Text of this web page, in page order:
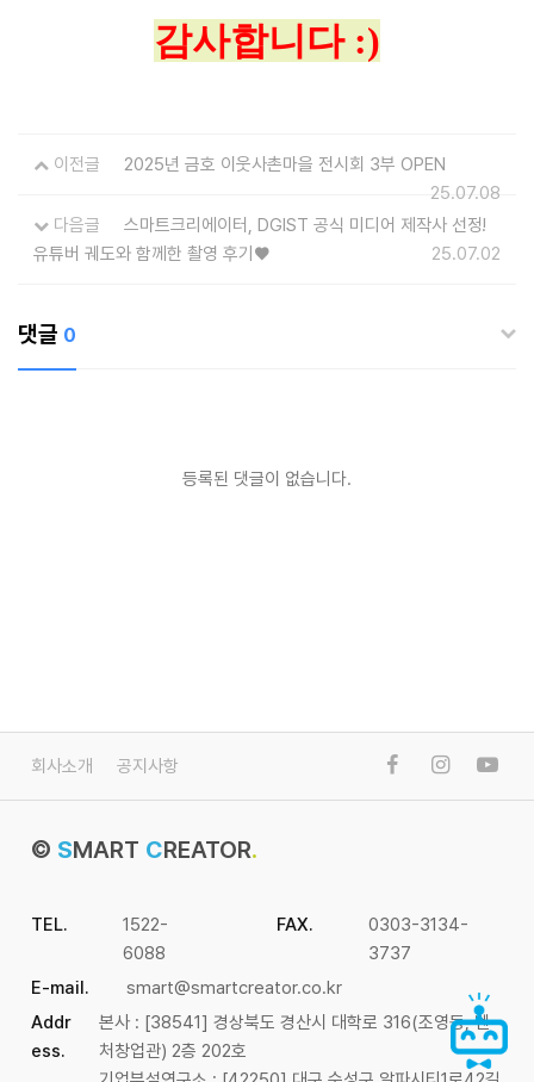
감사합니다 :)
이전글
2025년 금호 이웃사촌마을 전시회 3부 OPEN
25.07.08
다음글
스마트크리에이터, DGIST 공식 미디어 제작사 선정!
유튜버 궤도와 함께한 촬영 후기♥
25.07.02
댓글 0
등록된 댓글이 없습니다.
회사소개 공지사항
© SMART CREATOR.
TEL.
1522-
6088
FAX.
0303-3134-
3737
E-mail.
smart@smartcreator.co.kr
Addr
ess.
본사 : [38541] 경상북도 경산시 대학로 316(조영동, 벤
처창업관) 2층 202호